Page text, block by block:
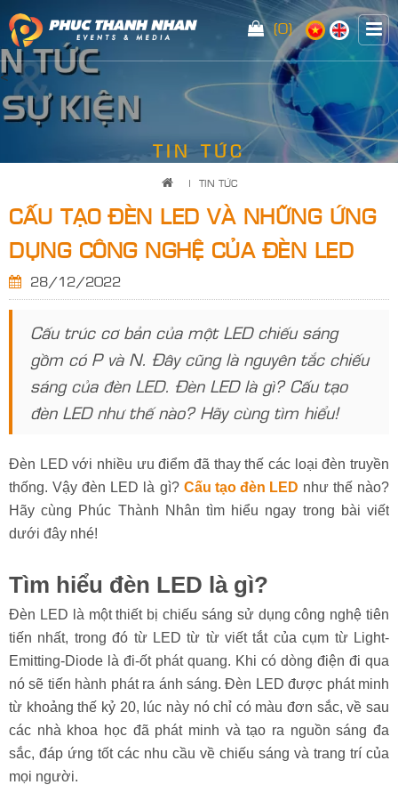
(0)
<
TIN TỨC
| TIN TỨC
CẤU TẠO ĐÈN LED VÀ NHỮNG ỨNG
DỤNG CÔNG NGHỆ CỦA ĐÈN LED
28/12/2022
Cấu trúc cơ bản của một LED chiếu sáng
gồm có P và N. Đây cũng là nguyên tắc chiếu
sáng của đèn LED. Đèn LED là gì? Cấu tạo
đèn LED như thế nào? Hãy cùng tìm hiểu!
Đèn LED với nhiều ưu điểm đã thay thế các loại đèn truyền
thống. Vậy đèn LED là gì? Cấu tạo đèn LED như thế nào?
Hãy cùng Phúc Thành Nhân tìm hiểu ngay trong bài viết
dưới đây nhé!
Tìm hiểu đèn LED là gì?
Đèn LED là một thiết bị chiếu sáng sử dụng công nghệ tiên
tiến nhất, trong đó từ LED từ từ viết tắt của cụm từ Light-
Emitting-Diode là đi-ốt phát quang. Khi có dòng điện đi qua
nó sẽ tiến hành phát ra ánh sáng. Đèn LED được phát minh
từ khoảng thế kỷ 20, lúc này nó chỉ có màu đơn sắc, về sau
các nhà khoa học đã phát minh và tạo ra nguồn sáng đa
sắc, đáp ứng tốt các nhu cầu về chiếu sáng và trang trí của
mọi người.